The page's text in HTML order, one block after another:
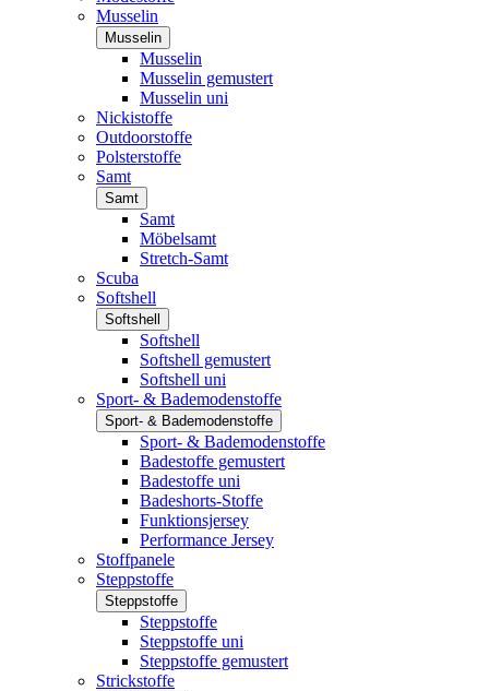
Musselin
Musselin
Musselin
Musselin gemustert
Musselin uni
Nickistoffe
Outdoorstoffe
Polsterstoffe
Samt
Samt
Samt
Möbelsamt
Stretch-Samt
Scuba
Softshell
Softshell
Softshell
Softshell gemustert
Softshell uni
Sport- & Bademodenstoffe
Sport- & Bademodenstoffe
Sport- & Bademodenstoffe
Badestoffe gemustert
Badestoffe uni
Badeshorts-Stoffe
Funktionsjersey
Performance Jersey
Stoffpanele
Steppstoffe
Steppstoffe
Steppstoffe
Steppstoffe uni
Steppstoffe gemustert
Strickstoffe